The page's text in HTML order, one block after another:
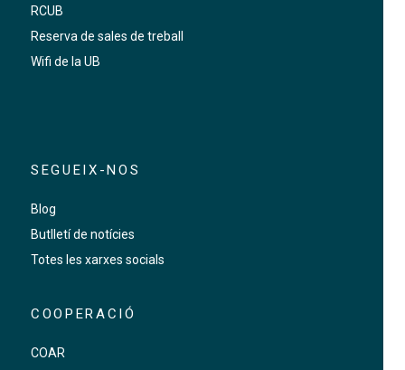
RCUB
Reserva de sales de treball
Wifi de la UB
SEGUEIX-NOS
Blog
Butlletí de notícies
Totes les xarxes socials
COOPERACIÓ
COAR